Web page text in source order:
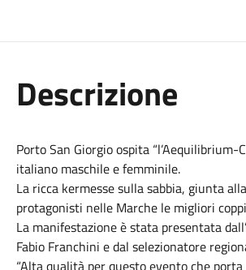
Descrizione
Porto San Giorgio ospita
italiano maschile e femminile.
La ricca kermesse sulla sabbia, giunta
protagonisti nelle Marche le migliori
La manifestazione è stata presentata
Fabio Franchini e dal selezionatore
“Alta qualità per questo evento che